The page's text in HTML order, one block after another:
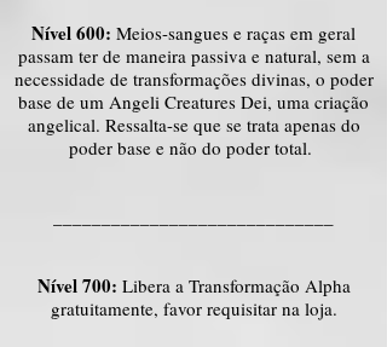
Nível 600: Meios-sangues e raças em geral
passam ter de maneira passiva e natural, sem a
necessidade de transformações divinas, o poder
base de um Angeli Creatures Dei, uma criação
angelical. Ressalta-se que se trata apenas do
poder base e não do poder total.
Nível 700: Libera a Transformação Alpha
gratuitamente, favor requisitar na loja.